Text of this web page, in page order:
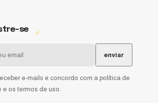
se
e-mails e concordo com a política de
os termos de uso.